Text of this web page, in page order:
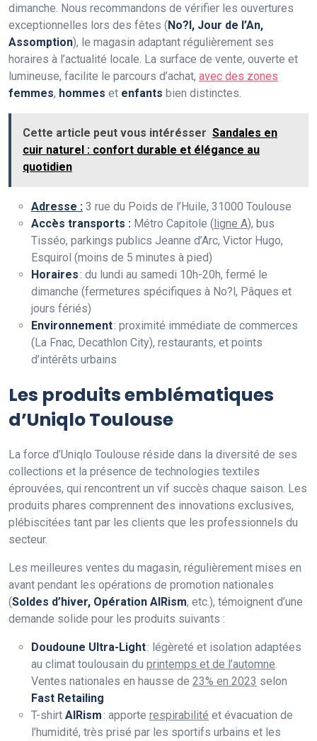
dimanche. Nous recommandons de vérifier les ouvertures
exceptionnelles lors des fêtes (No?l, Jour de l’An,
Assomption), le magasin adaptant régulièrement ses
horaires à l’actualité locale. La surface de vente, ouverte et
lumineuse, facilite le parcours d’achat, avec des zones
femmes, hommes et enfants bien distinctes.
Cette article peut vous intérésser Sandales en
cuir naturel : confort durable et élégance au
quotidien
Adresse : 3 rue du Poids de l’Huile, 31000 Toulouse
Accès transports : Métro Capitole (ligne A), bus
Tisséo, parkings publics Jeanne d’Arc, Victor Hugo,
Esquirol (moins de 5 minutes à pied)
Horaires: du lundi au samedi 10h-20h, fermé le
dimanche (fermetures spécifiques à No?l, Pâques et
jours fériés)
Environnement: proximité immédiate de commerces
(La Fnac, Decathlon City), restaurants, et points
d’intérêts urbains
Les produits emblématiques
d’Uniqlo Toulouse
La force d’Uniqlo Toulouse réside dans la diversité de ses
collections et la présence de technologies textiles
éprouvées, qui rencontrent un vif succès chaque saison. Les
produits phares comprennent des innovations exclusives,
plébiscitées tant par les clients que les professionnels du
secteur.
Les meilleures ventes du magasin, régulièrement mises en
avant pendant les opérations de promotion nationales
(Soldes d’hiver, Opération AIRism, etc.), témoignent d’une
demande solide pour les produits suivants :
Doudoune Ultra-Light: légèreté et isolation adaptées
au climat toulousain du printemps et de l’automne
Ventes nationales en hausse de 23% en 2023 selon
Fast Retailing
T-shirt AIRism: apporte respirabilité et évacuation de
l’humidité, très prisé par les sportifs urbains et les